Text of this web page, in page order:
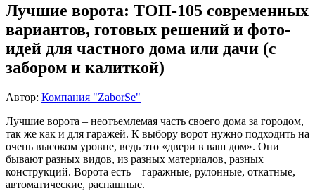
Лучшие ворота: ТОП-105 современных
вариантов, готовых решений и фото-
идей для частного дома или дачи (с
забором и калиткой)
Автор: Компания "ZaborSe"
Лучшие ворота – неотъемлемая часть своего дома за городом,
так же как и для гаражей. К выбору ворот нужно подходить на
очень высоком уровне, ведь это «двери в ваш дом». Они
бывают разных видов, из разных материалов, разных
конструкций. Ворота есть – гаражные, рулонные, откатные,
автоматические, распашные.